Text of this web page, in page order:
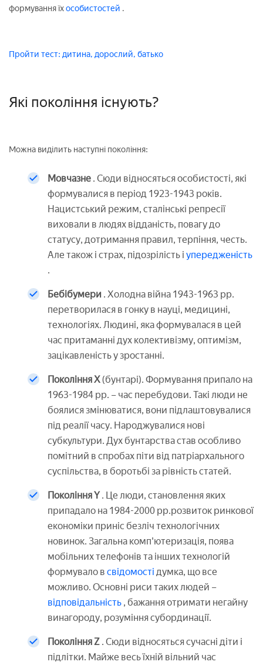
формування їхособистостей .
Пройти тест: дитина, дорослий, батько
Які покоління існують?
Можна виділить наступні покоління:
Мовчазне . Сюди відносяться особистості, які
формувалися в період 1923-1943 років.
Нацистський режим, сталінські репресії
виховали в людях відданість, повагу до
статусу, дотримання правил, терпіння, честь.
Але також і страх, підозрілість і упередженість
.
Бебібумери . Холодна війна 1943-1963 рр.
перетворилася в гонку в науці, медицині,
технологіях. Людині, яка формувалася в цей
час притаманні дух колективізму, оптимізм,
зацікавленість у зростанні.
Покоління X(бунтарі). Формування припало на
1963-1984 рр. – час перебудови. Такі люди не
боялися змінюватися, вони підлаштовувалися
під реалії часу. Народжувалися нові
субкультури. Дух бунтарства став особливо
помітний в спробах піти від патріархального
суспільства, в боротьбі за рівність статей.
Покоління Y. Це люди, становлення яких
припадало на 1984-2000 рр.розвиток ринкової
економіки приніс безліч технологічних
новинок. Загальна комп'ютеризація, поява
мобільних телефонів та інших технологій
формувало в свідомості думка, що все
можливо. Основні риси таких людей –
відповідальність , бажання отримати негайну
винагороду, розуміння субординації.
Покоління Z . Сюди відносяться сучасні діти і
підлітки. Майже весь їхній вільний час